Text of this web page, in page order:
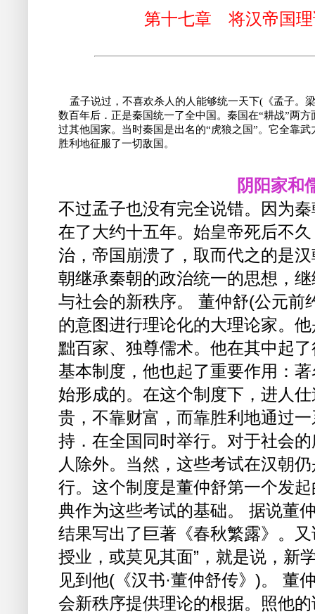
第十七章 将汉帝国理
孟子说过，不喜欢杀人的人能够统一天下(《孟子。
数百年后．正是秦国统一了全中国。秦国在“耕战”两
过其他国家。当时秦国是出名的“虎狼之国”。它全靠
胜利地征服了一切敌国。
阴阳家和
不过孟子也没有完全说错。因为
在了大约十五年。始皇帝死后不
治，帝国崩溃了，取而代之的是
朝继承秦朝的政治统一的思想，
与社会的新秩序。 董仲舒(公元前
的意图进行理论化的大理论家。
黜百家、独尊儒术。他在其中起
基本制度，他也起了重要作用：
始形成的。在这个制度下，进人
贵，不靠财富，而靠胜利地通过
持．在全国同时举行。对于社会
人除外。当然，这些考试在汉朝
行。这个制度是董仲舒第一个发
典作为这些考试的基础。 据说董
结果写出了巨著《春秋繁露》。
授业，或莫见其面”，就是说，新
见到他(《汉书·董仲舒传》)。 董
会新秩序提供理论的根据。照他